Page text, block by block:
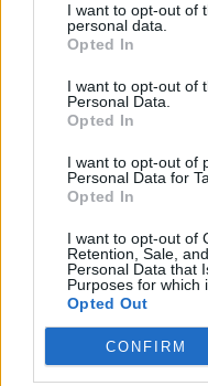
I want to opt-out of
personal data.
Opted In
I want to opt-out of
Personal Data.
Opted In
I want to opt-out of
Personal Data for
Opted In
I want to opt-out of
Retention, Sale,
Personal Data that
Purposes for which
Opted Out
CONFIRM
Komentuoti po
Komentuoti gali tik
Prisijunkite prie
bendruomenės ir